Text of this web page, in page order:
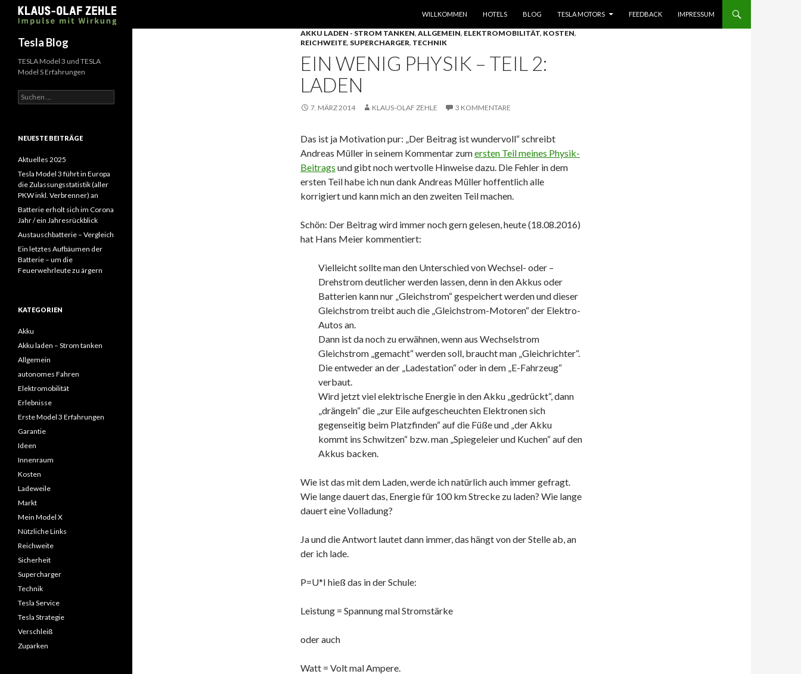
Suchen
WILLKOMMEN
HOTELS BLOG TESLA MOTORS FEEDBACK IMPRESSUM
AKKU LADEN - STROM TANKEN, ALLGEMEIN, ELEKTROMOBILITÄT, KOSTEN,
REICHWEITE, SUPERCHARGER, TECHNIK
EIN WENIG PHYSIK – TEIL 2:
LADEN
7. MÄRZ 2014 KLAUS-OLAF ZEHLE 3 KOMMENTARE
Das ist ja Motivation pur: „Der Beitrag ist wundervoll“ schreibt
Andreas Müller in seinem Kommentar zumersten Teil meines Physik-
Beitrags und gibt noch wertvolle Hinweise dazu. Die Fehler in dem
ersten Teil habe ich nun dank Andreas Müller hoffentlich alle
korrigiert und kann mich an den zweiten Teil machen.
Schön: Der Beitrag wird immer noch gern gelesen, heute (18.08.2016)
hat Hans Meier kommentiert:
Vielleicht sollte man den Unterschied von Wechsel- oder –
Drehstrom deutlicher werden lassen, denn in den Akkus oder
Batterien kann nur „Gleichstrom“ gespeichert werden und dieser
Gleichstrom treibt auch die „Gleichstrom-Motoren“ der Elektro-
Autos an.
Dann ist da noch zu erwähnen, wenn aus Wechselstrom
Gleichstrom „gemacht“ werden soll, braucht man „Gleichrichter“.
Die entweder an der „Ladestation“ oder in dem „E-Fahrzeug“
verbaut.
Wird jetzt viel elektrische Energie in den Akku „gedrückt“, dann
„drängeln“ die „zur Eile aufgescheuchten Elektronen sich
gegenseitig beim Platzfinden“ auf die Füße und „der Akku
kommt ins Schwitzen“ bzw. man „Spiegeleier und Kuchen“ auf den
Akkus backen.
Wie ist das mit dem Laden, werde ich natürlich auch immer gefragt.
Wie lange dauert das, Energie für 100 km Strecke zu laden? Wie lange
dauert eine Volladung?
Ja und die Antwort lautet dann immer, das hängt von der Stelle ab, an
der ich lade.
P=U*I hieß das in der Schule:
Leistung = Spannung mal Stromstärke
oder auch
Watt = Volt mal Ampere.
Tesla Blog
TESLA Model 3 und TESLA
Model S Erfahrungen
Suchen
nach:
NEUESTE BEITRÄGE
Aktuelles 2025
Tesla Model 3 führt in Europa
die Zulassungsstatistik (aller
PKW inkl. Verbrenner) an
Batterie erholt sich im Corona
Jahr / ein Jahresrückblick
Austauschbatterie – Vergleich
Ein letztes Aufbäumen der
Batterie – um die
Feuerwehrleute zu ärgern
KATEGORIEN
Akku
Akku laden – Strom tanken
Allgemein
autonomes Fahren
Elektromobilität
Erlebnisse
Erste Model 3 Erfahrungen
Garantie
Ideen
Innenraum
Kosten
Ladeweile
Markt
Mein Model X
Nützliche Links
Reichweite
Sicherheit
Supercharger
Technik
Tesla Service
Tesla Strategie
Verschleiß
Zuparken